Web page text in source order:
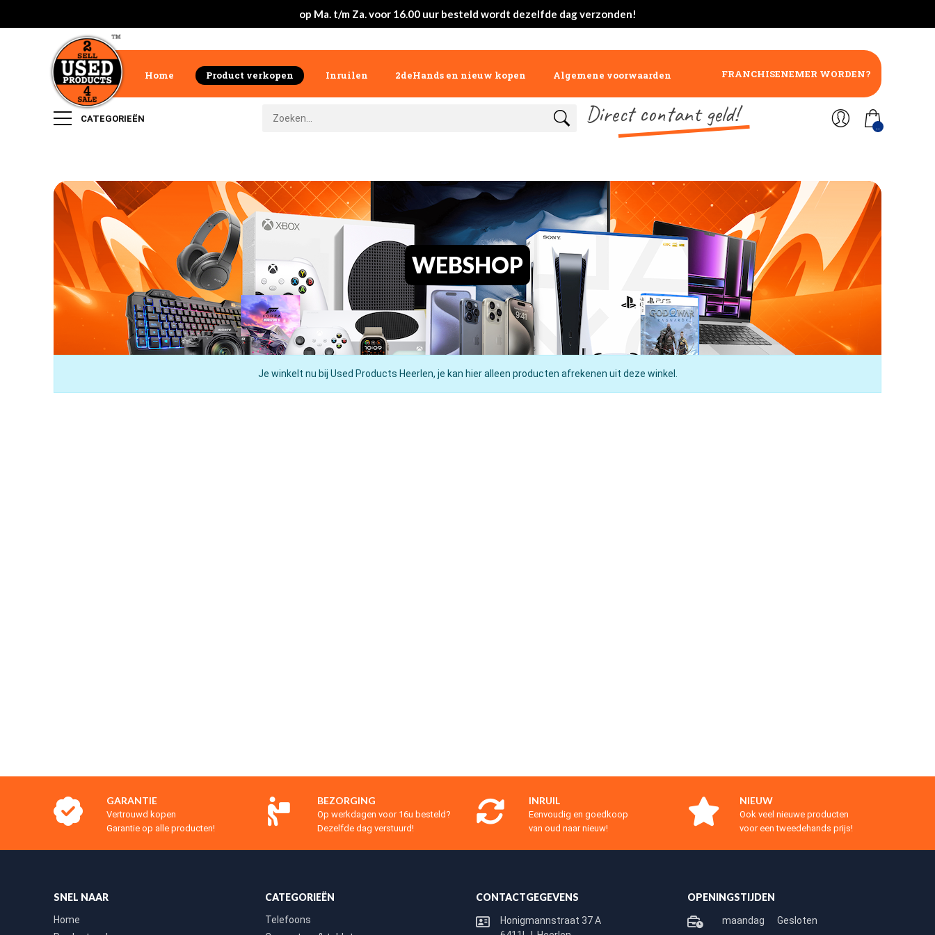
op Ma. t/m Za. voor 16.00 uur besteld wordt dezelfde dag verzonden!
Home Product verkopen Inruilen 2deHands en nieuw kopen Algemene voorwaarden FRANCHISENEMER WORDEN?
CATEGORIEËN Direct contant geld! ..
WEBSHOP
Je winkelt nu bij Used Products Heerlen, je kan hier alleen producten afrekenen uit deze winkel.
GARANTIE
Vertrouwd kopen
Garantie op alle producten!
BEZORGING
Op werkdagen voor 16u besteld?
Dezelfde dag verstuurd!
INRUIL
Eenvoudig en goedkoop
van oud naar nieuw!
NIEUW
Ook veel nieuwe producten
voor een tweedehands prijs!
SNEL NAAR
Home
CATEGORIEËN
Telefoons
CONTACTGEGEVENS
Honigmannstraat 37 A
OPENINGSTIJDEN
maandag Gesloten